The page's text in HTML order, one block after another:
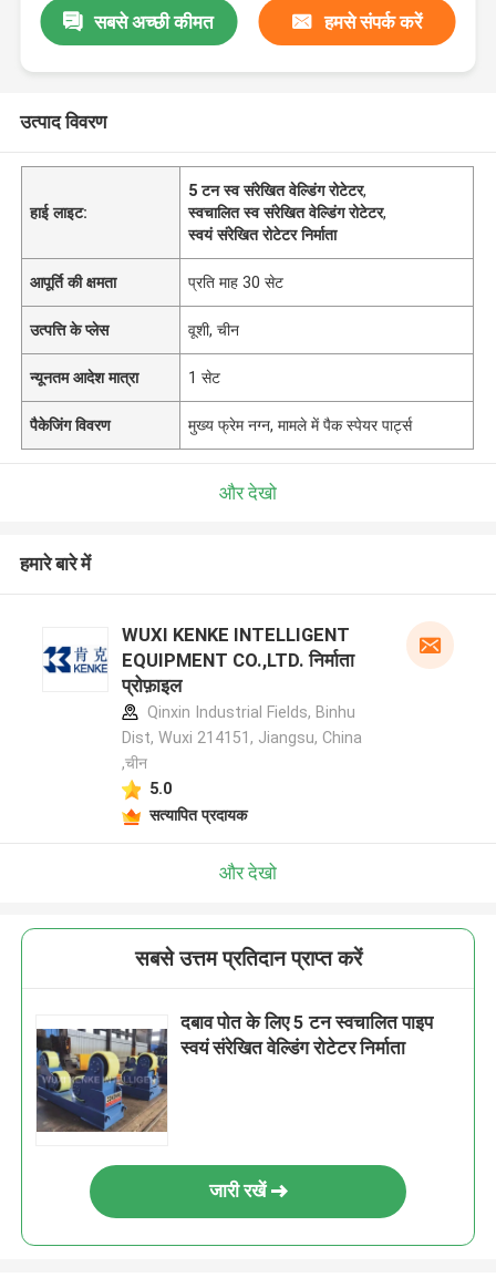
सबसे अच्छी कीमत हमसे संपर्क करें
उत्पाद विवरण
हाई लाइट:
5 टन स्व संरेखित वेल्डिंग रोटेटर,
स्वचालित स्व संरेखित वेल्डिंग रोटेटर,
स्वयं संरेखित रोटेटर निर्माता
आपूर्ति की क्षमता प्रति माह 30 सेट
उत्पत्ति के प्लेस वूशी, चीन
न्यूनतम आदेश मात्रा 1 सेट
पैकेजिंग विवरण मुख्य फ्रेम नग्न, मामले में पैक स्पेयर पार्ट्स
और देखो
हमारे बारे में
WUXI KENKE INTELLIGENT
EQUIPMENT CO.,LTD. निर्माता
प्रोफ़ाइल
Qinxin Industrial Fields, Binhu
Dist, Wuxi 214151, Jiangsu, China
,चीन
5.0
सत्यापित प्रदायक
और देखो
सबसे उत्तम प्रतिदान प्राप्त करें
दबाव पोत के लिए 5 टन स्वचालित पाइप
स्वयं संरेखित वेल्डिंग रोटेटर निर्माता
जारी रखें